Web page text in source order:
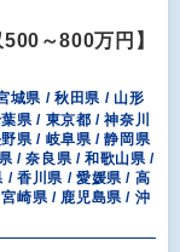
～800万円】
城県 / 秋田県 / 山形
県 / 東京都 / 神奈川
県 / 岐阜県 / 静岡県
/ 奈良県 / 和歌山県 /
/ 香川県 / 愛媛県 / 高
崎県 / 鹿児島県 / 沖